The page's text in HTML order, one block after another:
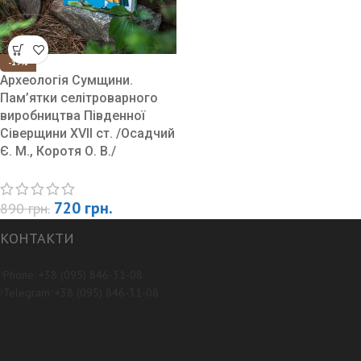
-19%
Археологія Сумщини.
Пам’ятки селітроварного
виробництва Південної
Сіверщини XVII ст. /Осадчий
Є. М., Коротя О. В./
890грн. 720 грн.
КОНТАКТИ